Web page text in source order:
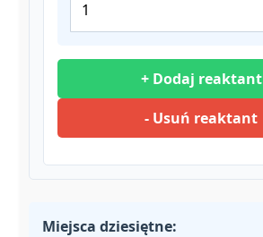
+ Dodaj reaktant
- Usuń reaktant
Miejsca dziesiętne: